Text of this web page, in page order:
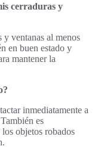
cerraduras y
y ventanas al menos
en buen estado y
mantener la
inmediatamente a
es
objetos robados